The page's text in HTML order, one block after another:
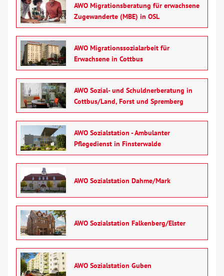
AWO Migrationsberatung für erwachsene
Zugewanderte (MBE) in OSL
AWO Migrationssozialarbeit für
Erwachsene in Cottbus
AWO Sozial- und Schuldnerberatung in
Cottbus/Land, Forst und Spremberg
AWO Sozialstation - Ambulanter
Pflegedienst in Finsterwalde
AWO Sozialstation Dahme/Mark
AWO Sozialstation Falkenberg/Elster
AWO Sozialstation Guben